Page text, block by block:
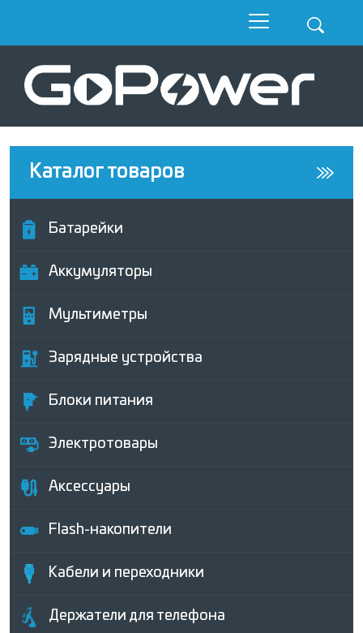
Каталог товаров
Батарейки
Аккумуляторы
Мультиметры
Зарядные устройства
Блоки питания
Электротовары
Аксессуары
Flash-накопители
Кабели и переходники
Держатели для телефона